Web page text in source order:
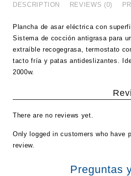
DESCRIPTION REVIEWS (0)
Plancha de asar eléctrica con
Sistema de cocción antigrasa para
extraíble recogegrasa, termostato
tacto fría y patas antideslizantes.
2000w.
There are no reviews yet.
Only logged in customers who have
review.
Preguntas